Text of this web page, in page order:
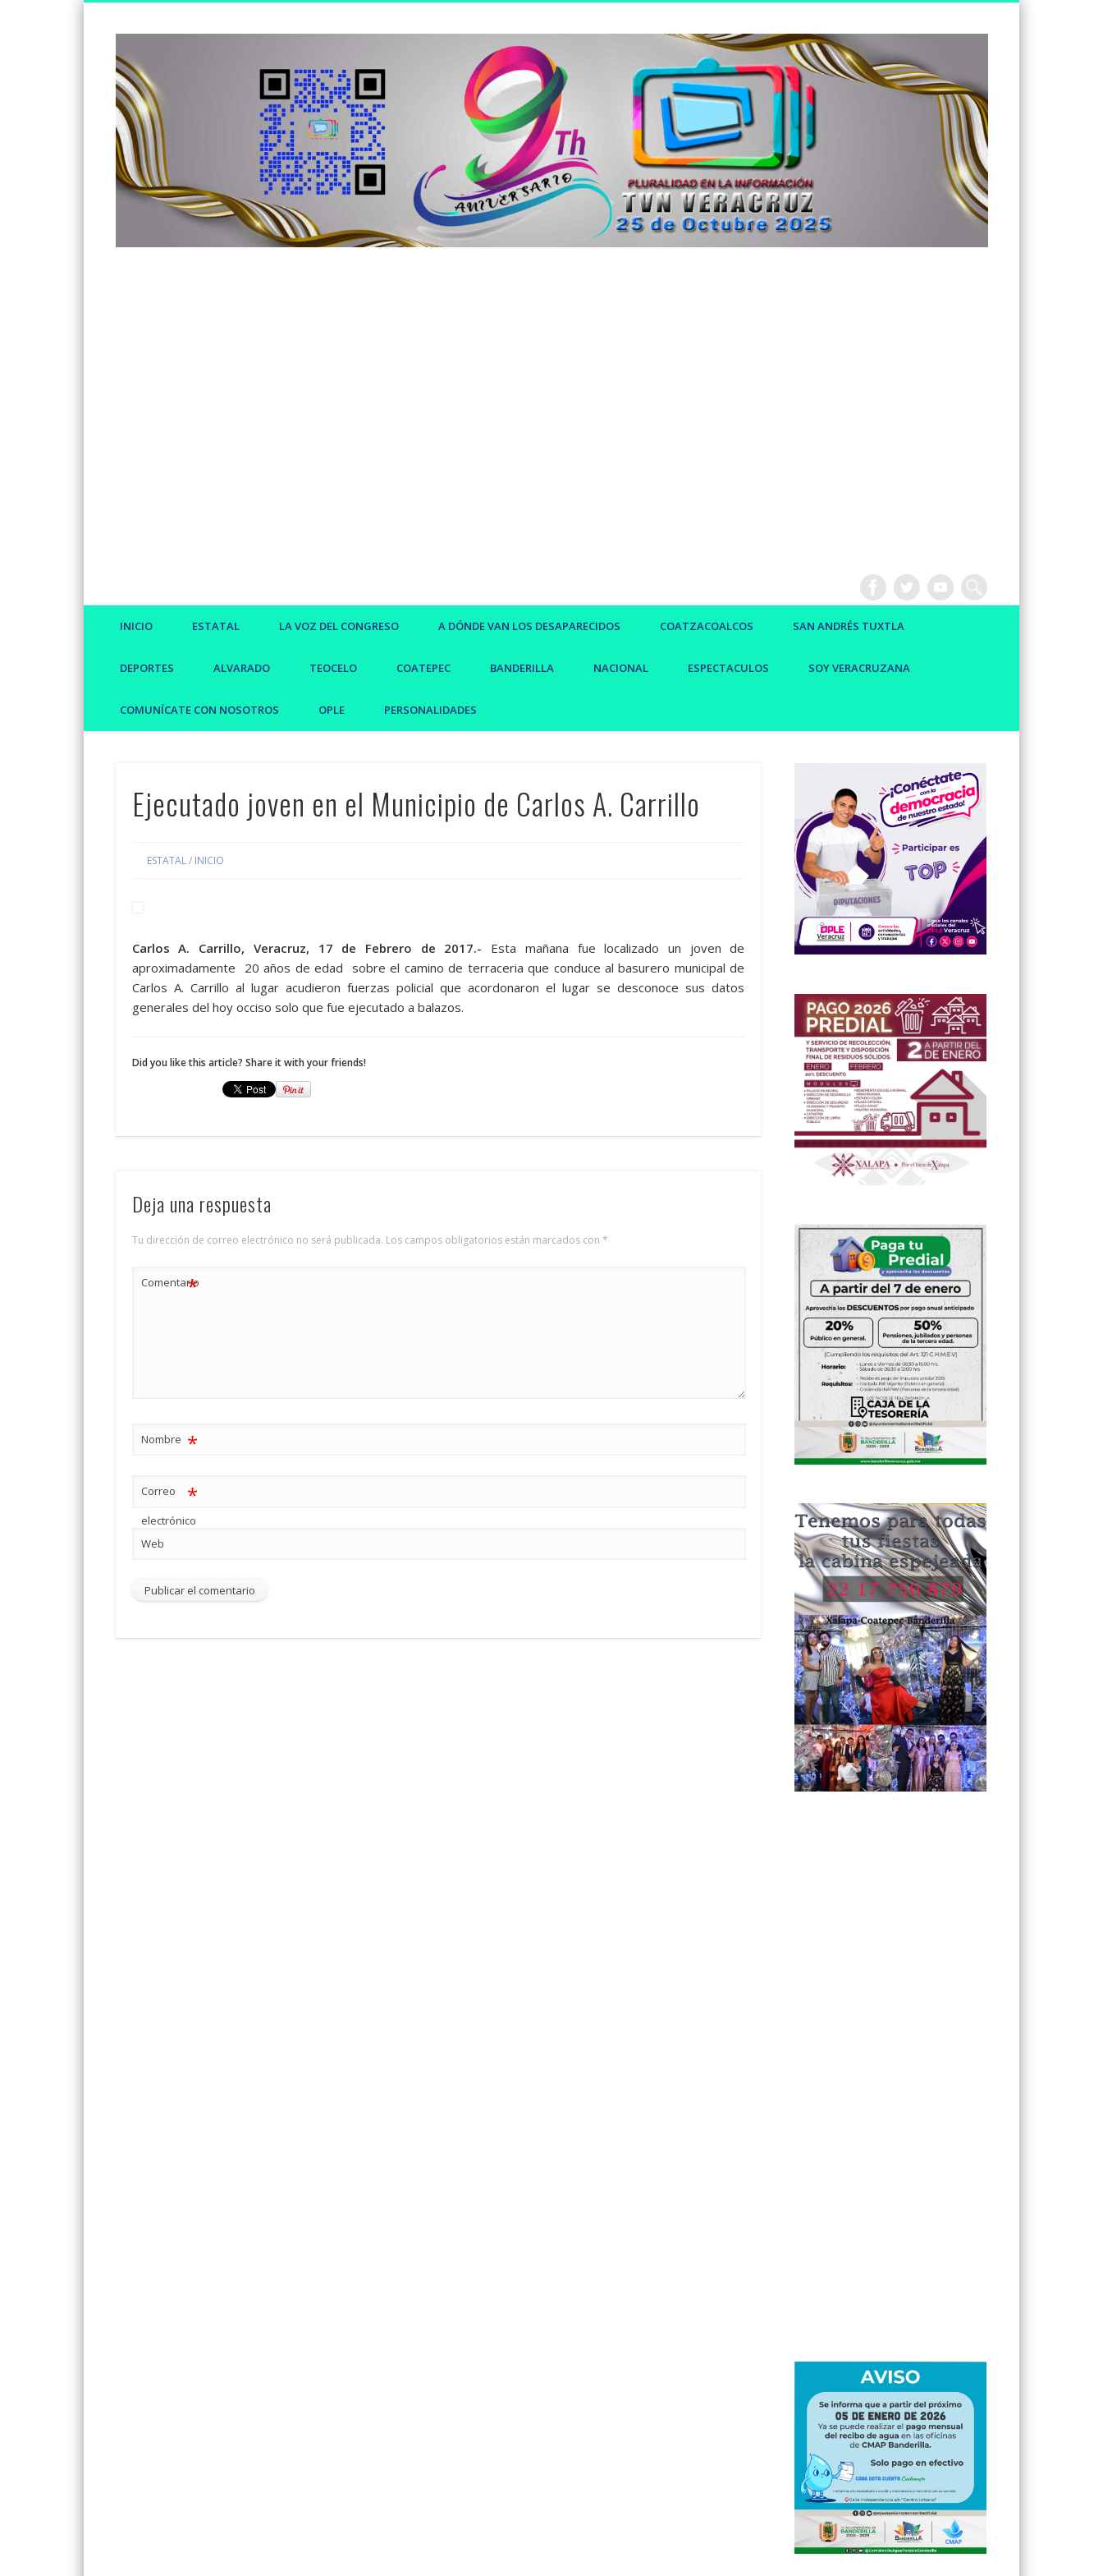
Noticias
Somos un medio de información independiente, con visión joven.
INICIO ESTATAL LA VOZ DEL CONGRESO A DÓNDE VAN LOS DESAPARECIDOS COATZACOALCOS SAN ANDRÉS TUXTLA
DEPORTES ALVARADO TEOCELO COATEPEC BANDERILLA NACIONAL ESPECTACULOS SOY VERACRUZANA
COMUNÍCATE CON NOSOTROS OPLE PERSONALIDADES
Ejecutado joven en el Municipio de Carlos A. Carrillo
ESTATAL/ INICIO
Carlos A. Carrillo, Veracruz, 17 de Febrero de 2017.- Esta mañana fue localizado un joven de
aproximadamente 20 años de edad sobre el camino de terraceria que conduce al basurero municipal de
Carlos A. Carrillo al lugar acudieron fuerzas policial que acordonaron el lugar se desconoce sus datos
generales del hoy occiso solo que fue ejecutado a balazos.
Did you like this article? Share it with your friends!
Deja una respuesta
Tu dirección de correo electrónico no será publicada. Los campos obligatorios están marcados con *
Comentario
*
Nombre *
Correo
electrónico
*
Web